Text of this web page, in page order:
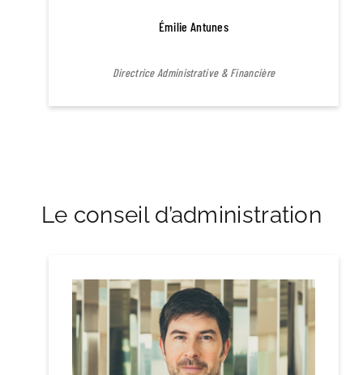
Émilie Antunes
Directrice Administrative & Financière
Le conseil d’administration